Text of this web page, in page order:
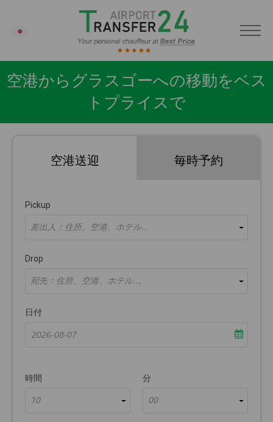
空港からグラスゴーへの移動をベス
トプライスで
空港送迎 毎時予約
Pickup
差出人：住所、空港、ホテル...
Drop
宛先：住所、空港、ホテル..。
日付
時間
10
分
00